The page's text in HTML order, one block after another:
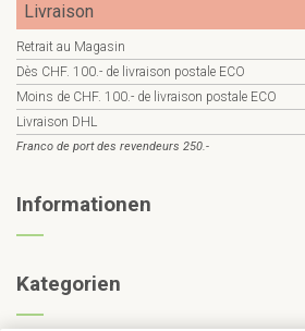
Livraison
Retrait au Magasin
Dès CHF. 100.- de livraison postale ECO
Moins de CHF. 100.- de livraison postale ECO
Livraison DHL
Franco de port des revendeurs 250.-
Informationen
Kategorien